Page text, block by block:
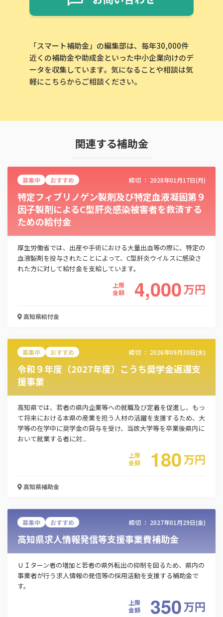
「スマート補助金」の編集部は、毎年30,000件
近くの補助金や助成金といった中小企業向けのデ
ータを収集しています。気になることや相談は気
軽にこちらからご相談ください。
関連する補助金
募集中 おすすめ 締切 ： 2028年01月17日(月)
特定フィブリノゲン製剤及び特定血液凝固第９
因子製剤によるC型肝炎感染被害者を救済する
ための給付金
厚生労働省では、出産や手術における大量出血等の際に、特定の
血液製剤を投与されたことによって、C型肝炎ウイルスに感染さ
れた方に対して給付金を支給しています。
上限
金額
4,000万円
高知県給付金
募集中 おすすめ 締切 ： 2026年09月30日(水)
令和９年度（2027年度）こうち奨学金返還支
援事業
高知県では、若者の県内企業等への就職及び定着を促進し、もっ
て将来における本県の産業を担う人材の活躍を支援するため、大
学等の在学中に奨学金の貸与を受け、当該大学等を卒業後県内に
おいて就業する者に対...
上限
金額
180万円
高知県補助金
募集中 おすすめ 締切 ： 2027年01月29日(金)
高知県求人情報発信等支援事業費補助金
ＵＩターン者の増加と若者の県外転出の抑制を図るため、県内の
事業者が行う求人情報の発信等の採用活動を支援する補助金で
す。
上限
金額
350万円